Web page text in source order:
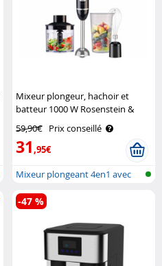
Mixeur plongeur, hachoir et
batteur 1000 W Rosenstein &
59,90€ Prix conseillé
31,95€
Mixeur plongeant 4en1 avec
accessoi..
-47 %